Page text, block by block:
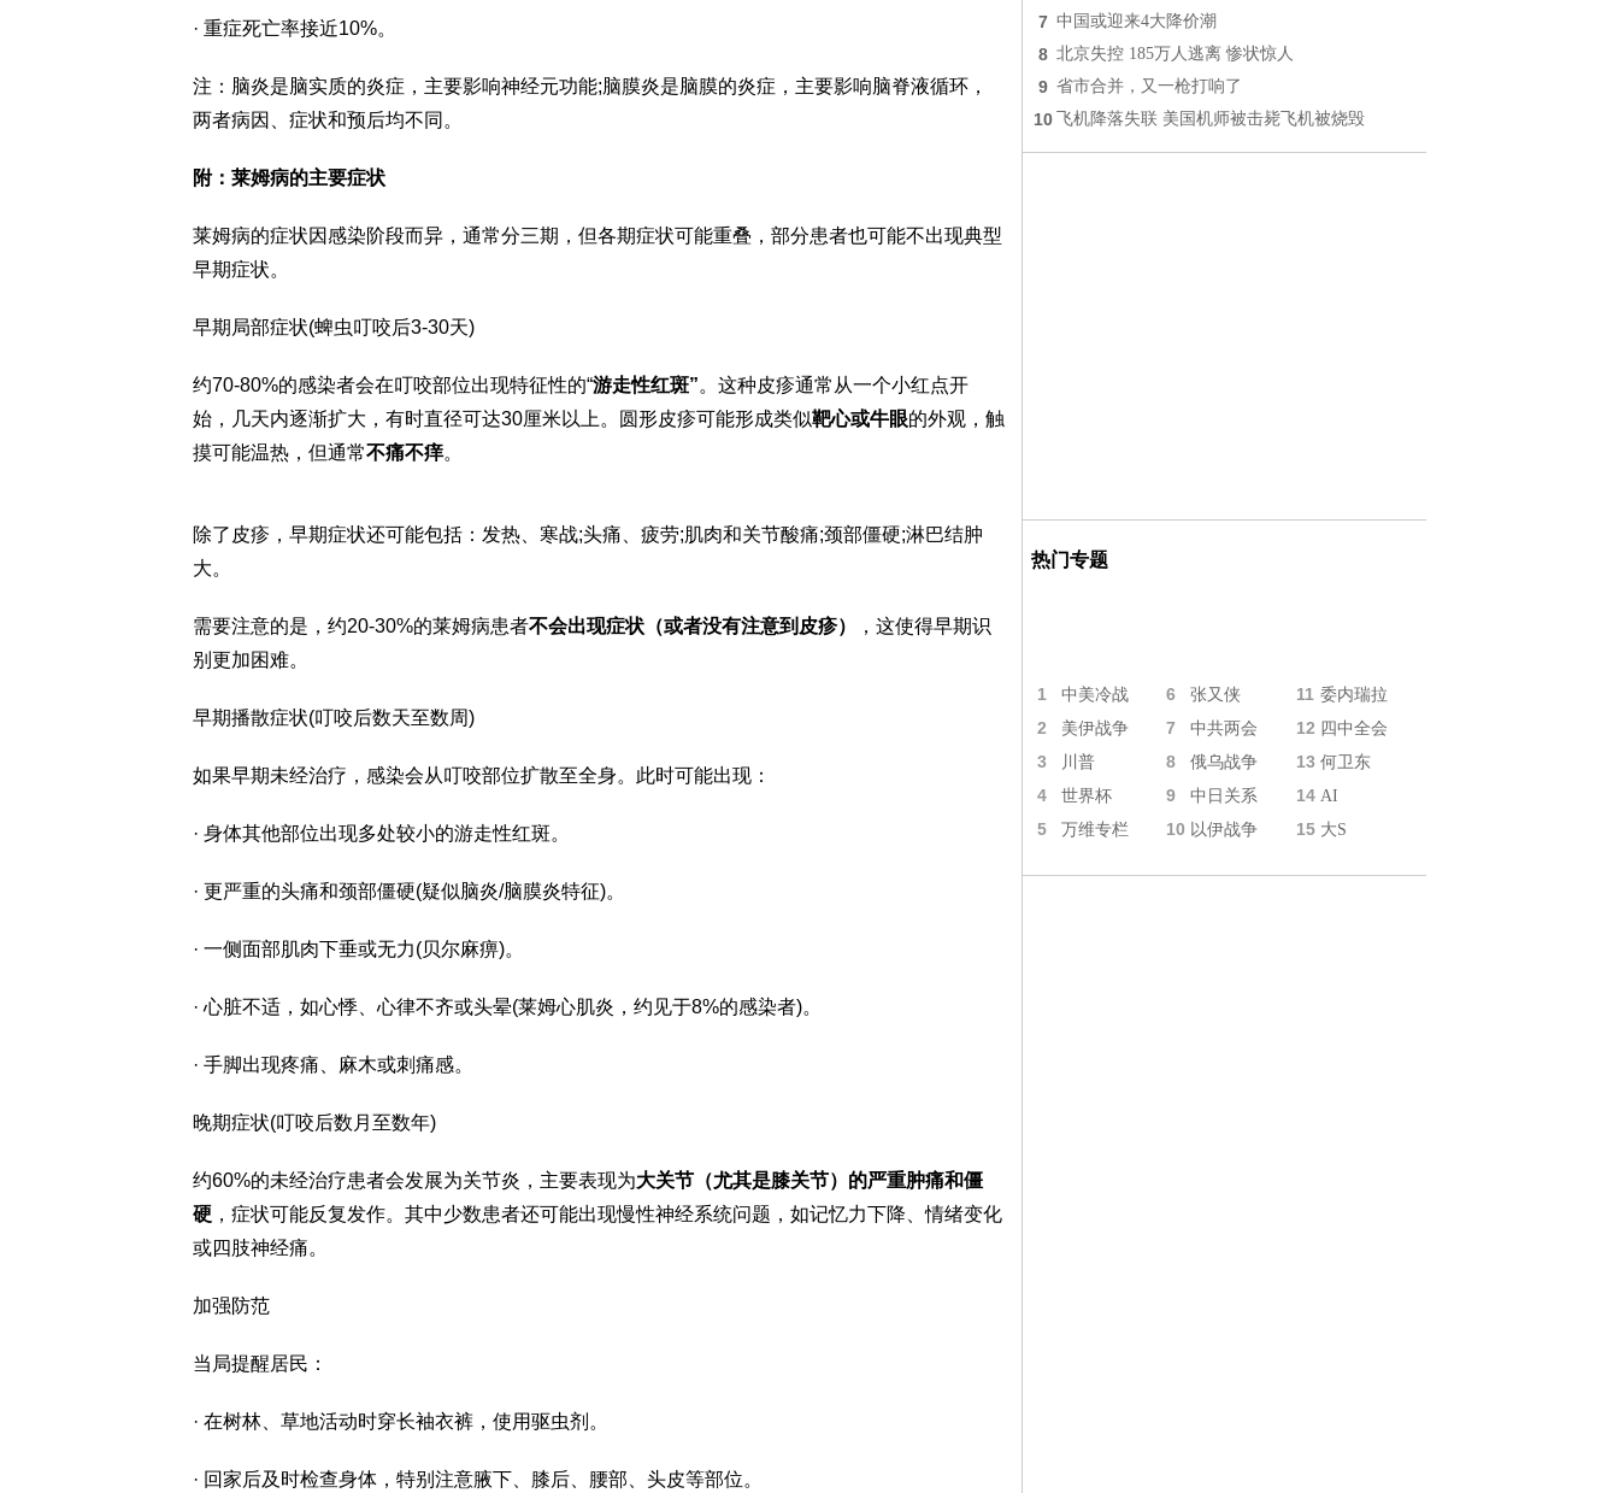
· 重症死亡率接近10%。
注：脑炎是脑实质的炎症，主要影响神经元功能;脑膜炎是脑膜的炎症，主要影响脑脊液循环，
两者病因、症状和预后均不同。
附：莱姆病的主要症状
莱姆病的症状因感染阶段而异，通常分三期，但各期症状可能重叠，部分患者也可能不出现典型
早期症状。
早期局部症状(蜱虫叮咬后3-30天)
约70-80%的感染者会在叮咬部位出现特征性的“游走性红斑”。这种皮疹通常从一个小红点开
始，几天内逐渐扩大，有时直径可达30厘米以上。圆形皮疹可能形成类似靶心或牛眼的外观，触
摸可能温热，但通常不痛不痒。
除了皮疹，早期症状还可能包括：发热、寒战;头痛、疲劳;肌肉和关节酸痛;颈部僵硬;淋巴结肿
大。
需要注意的是，约20-30%的莱姆病患者不会出现症状（或者没有注意到皮疹）
，这使得早期识
别更加困难。
早期播散症状(叮咬后数天至数周)
如果早期未经治疗，感染会从叮咬部位扩散至全身。此时可能出现：
· 身体其他部位出现多处较小的游走性红斑。
· 更严重的头痛和颈部僵硬(疑似脑炎/脑膜炎特征)。
· 一侧面部肌肉下垂或无力(贝尔麻痹)。
· 心脏不适，如心悸、心律不齐或头晕(莱姆心肌炎，约见于8%的感染者)。
· 手脚出现疼痛、麻木或刺痛感。
晚期症状(叮咬后数月至数年)
约60%的未经治疗患者会发展为关节炎，主要表现为大关节（尤其是膝关节）的严重肿痛和僵
硬 ，症状可能反复发作。其中少数患者还可能出现慢性神经系统问题，如记忆力下降、情绪变化
或四肢神经痛。
加强防范
当局提醒居民：
· 在树林、草地活动时穿长袖衣裤，使用驱虫剂。
· 回家后及时检查身体，特别注意腋下、膝后、腰部、头皮等部位。
7 中国或迎来4大降价潮
8 北京失控 185万人逃离 惨状惊人
9 省市合并，又一枪打响了
10 飞机降落失联 美国机师被击毙飞机被烧毁
热门专题
1 中美冷战 6 张又侠 11 委内瑞拉
2 美伊战争 7 中共两会 12 四中全会
3 川普 8 俄乌战争 13 何卫东
4 世界杯 9 中日关系 14 AI
5 万维专栏 10 以伊战争 15 大S